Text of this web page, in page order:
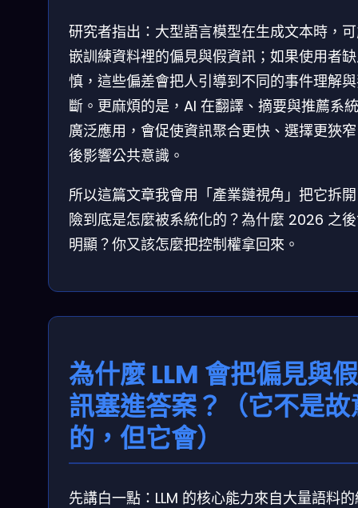
研究者指出：大型語言模型在生成文本時，
嵌訓練資料裡的偏見與假資訊；如果使用者
慎，這些偏差會把人引導到不同的事件理解
斷。更麻煩的是，AI 在翻譯、摘要與推薦系
廣泛應用，會促使資訊聚合更快、選擇更狹
後影響公共意識。
所以這篇文章我會用「產業鏈視角」把它拆
險到底是怎麼被系統化的？為什麼 2026 之
明顯？你又該怎麼把控制權拿回來。
為什麼 LLM 會把偏見與
訊塞進答案？（它不是故
的，但它會）
先講白一點：LLM 的核心能力來自大量語料